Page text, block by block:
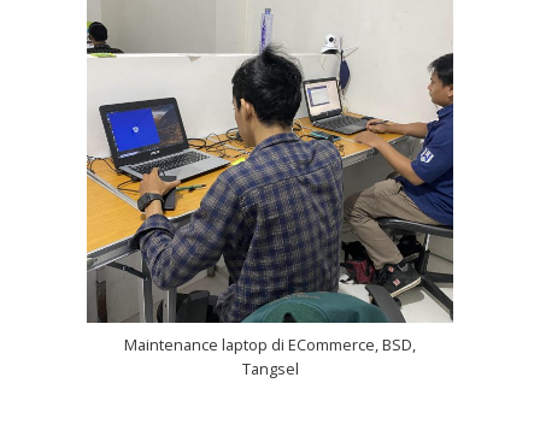
Maintenance laptop di ECommerce, BSD,
Tangsel